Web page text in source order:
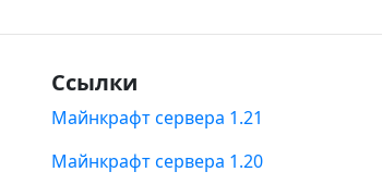
Ссылки
Майнкрафт сервера 1.21
Майнкрафт сервера 1.20